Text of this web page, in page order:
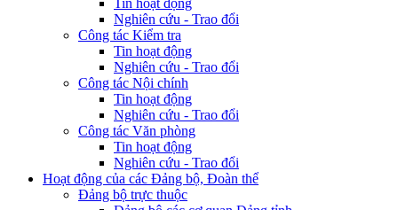
Nghiên cứu - Trao đổi
Công tác Kiểm tra
Tin hoạt động
Nghiên cứu - Trao đổi
Công tác Nội chính
Tin hoạt động
Nghiên cứu - Trao đổi
Công tác Văn phòng
Tin hoạt động
Nghiên cứu - Trao đổi
Hoạt động của các Đảng bộ, Đoàn thể
Đảng bộ trực thuộc